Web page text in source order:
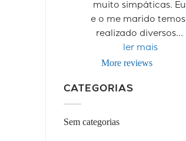
muito simpáticas. Eu
e o me marido temos
realizado diversos
ler mais
More reviews
CATEGORIAS
Sem categorias